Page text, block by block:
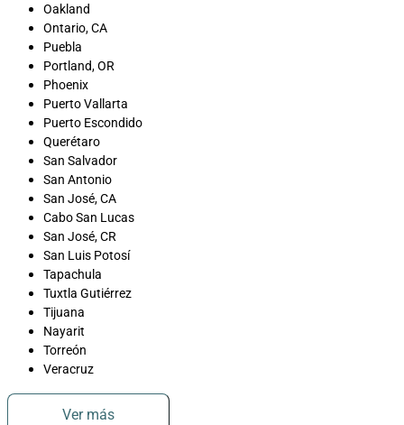
Oakland
Ontario, CA
Puebla
Portland, OR
Phoenix
Puerto Vallarta
Puerto Escondido
Querétaro
San Salvador
San Antonio
San José, CA
Cabo San Lucas
San José, CR
San Luis Potosí
Tapachula
Tuxtla Gutiérrez
Tijuana
Nayarit
Torreón
Veracruz
Ver más